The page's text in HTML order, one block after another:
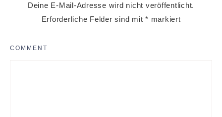
Deine E-Mail-Adresse wird nicht veröffentlicht.
Erforderliche Felder sind mit * markiert
COMMENT